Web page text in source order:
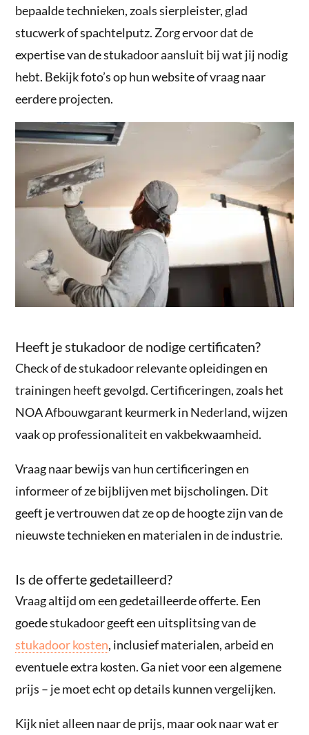
bepaalde technieken, zoals sierpleister, glad
stucwerk of spachtelputz. Zorg ervoor dat de
expertise van de stukadoor aansluit bij wat jij nodig
hebt. Bekijk foto’s op hun website of vraag naar
eerdere projecten.
Heeft je stukadoor de nodige certificaten?
Check of de stukadoor relevante opleidingen en
trainingen heeft gevolgd. Certificeringen, zoals het
NOA Afbouwgarant keurmerk in Nederland, wijzen
vaak op professionaliteit en vakbekwaamheid.
Vraag naar bewijs van hun certificeringen en
informeer of ze bijblijven met bijscholingen. Dit
geeft je vertrouwen dat ze op de hoogte zijn van de
nieuwste technieken en materialen in de industrie.
Is de offerte gedetailleerd?
Vraag altijd om een gedetailleerde offerte. Een
goede stukadoor geeft een uitsplitsing van de
stukadoor kosten, inclusief materialen, arbeid en
eventuele extra kosten. Ga niet voor een algemene
prijs – je moet echt op details kunnen vergelijken.
Kijk niet alleen naar de prijs, maar ook naar wat er